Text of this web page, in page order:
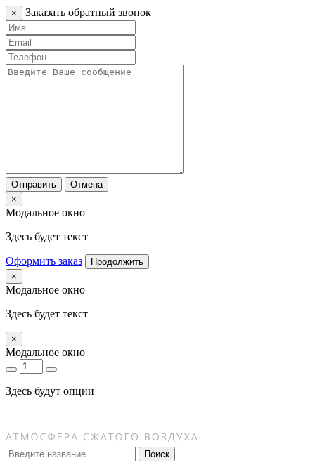
× Заказать обратный звонок
Отправить
Отмена
×
Модальное окно
Здесь будет текст
Оформить заказ
Продолжить
×
Модальное окно
Здесь будет текст
×
Модальное окно
Здесь будут опции
Поиск